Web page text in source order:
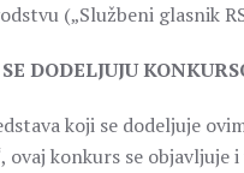
(„Službeni glasnik
DODELJUJU
koji se dodeljuje
ovaj konkurs se